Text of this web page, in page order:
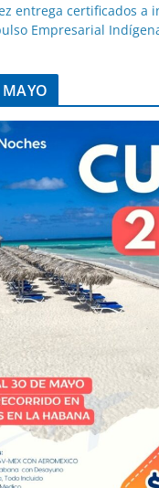
entrega certificados a
Empresarial
MAYO